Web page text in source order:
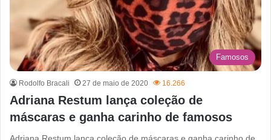
Famosos
Rodolfo Bracali 27 de maio de 2020 16.266
Adriana Restum lança coleção de
máscaras e ganha carinho de famosos